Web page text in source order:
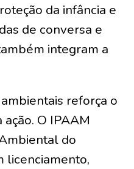
da infância e
de conversa e
integram a
reforça o
O IPAAM
do
licenciamento,